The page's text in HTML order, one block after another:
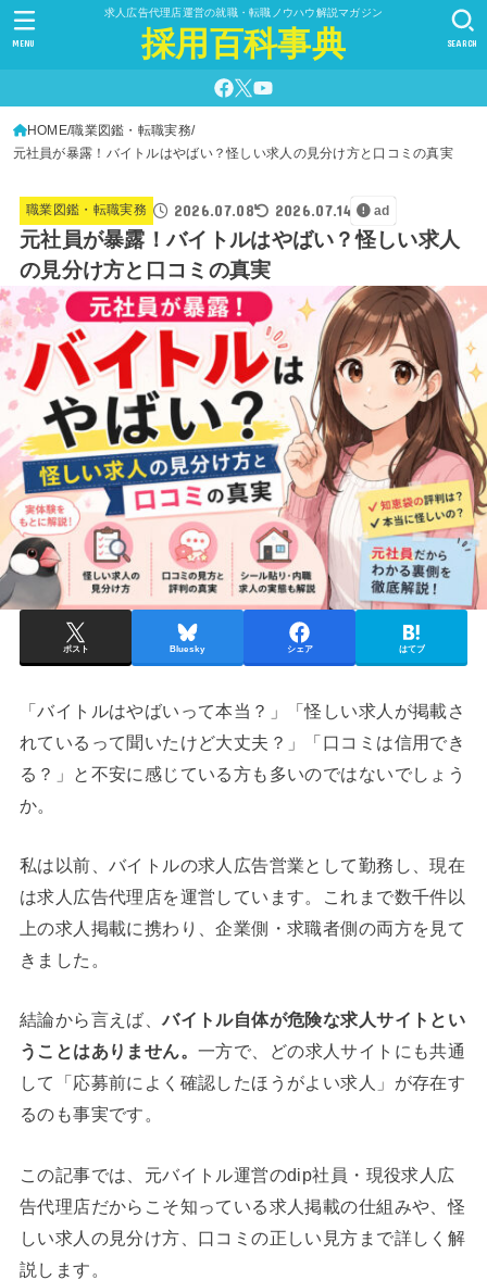
求人広告代理店運営の就職・転職ノウハウ解説マガジン
採用百科事典 SEARCH
MENU
HOME 職業図鑑・転職実務
元社員が暴露！バイトルはやばい？怪しい求人の見分け方と口コミの真実
職業図鑑・転職実務 2026.07.08 2026.07.14 ad
元社員が暴露！バイトルはやばい？怪しい求人
の見分け方と口コミの真実
ポスト Bluesky シェア はてブ
「バイトルはやばいって本当？」「怪しい求人が掲載さ
れているって聞いたけど大丈夫？」「口コミは信用でき
る？」と不安に感じている方も多いのではないでしょう
か。
私は以前、バイトルの求人広告営業として勤務し、現在
は求人広告代理店を運営しています。これまで数千件以
上の求人掲載に携わり、企業側・求職者側の両方を見て
きました。
結論から言えば、バイトル自体が危険な求人サイトとい
うことはありません。一方で、どの求人サイトにも共通
して「応募前によく確認したほうがよい求人」が存在す
るのも事実です。
この記事では、元バイトル運営のdip社員・現役求人広
告代理店だからこそ知っている求人掲載の仕組みや、怪
しい求人の見分け方、口コミの正しい見方まで詳しく解
説します。